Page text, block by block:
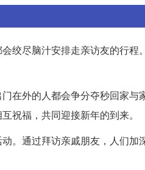
绞尽脑汁安排走亲访友的行程
在外的人都会争分夺秒回家与
祝福，共同迎接新年的到来。
。通过拜访亲戚朋友，人们加